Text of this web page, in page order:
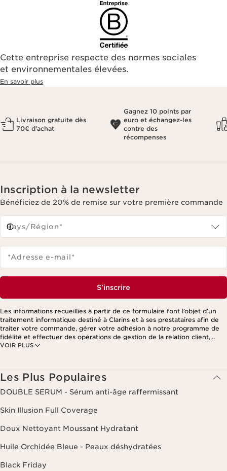
Cette entreprise respecte des normes sociales
et environnementales élevées.
En savoir plus
Livraison gratuite dès
70€ d'achat
Gagnez 10 points par
euro et échangez-les
contre des
récompenses
Inscription à la newsletter
Bénéficiez de 20% de remise sur votre première commande
Pays/Région*
*Adresse e-mail*
S'inscrire
VOIR PLUS
Les informations recueillies à partir de ce formulaire font l’objet d’un
traitement informatique destiné à Clarins et à ses prestataires afin de
traiter votre commande, gérer votre adhésion à notre programme de
fidélité et effectuer des opérations de gestion de la relation client,
notamment pour vous adresser des offres personnalisées en fonction
Les Plus Populaires
DOUBLE SERUM - Sérum anti-âge raffermissant
Skin Illusion Full Coverage
Doux Nettoyant Moussant Hydratant
Huile Orchidée Bleue - Peaux déshydratées
Black Friday